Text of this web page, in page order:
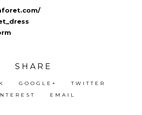
SHARE
GOOGLE+
TWITTER
EMAIL